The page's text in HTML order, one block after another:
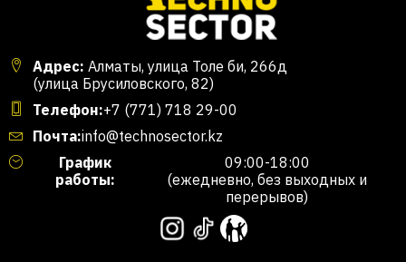
Адрес: Алматы, улица Толе би, 266д
(улица Брусиловского, 82)
Телефон:+7 (771) 718 29-00
Почта:info@technosector.kz
График
работы:
09:00-18:00
(ежедневно, без выходных и
перерывов)